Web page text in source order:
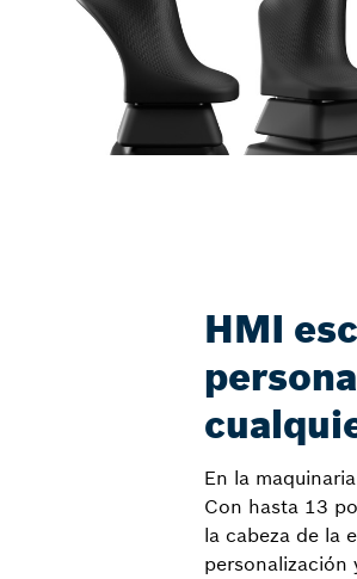
HMI
En la
Con hasta 13
la cabeza de la
personalización